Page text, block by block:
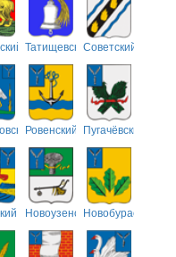
ТатищевскийСоветский
Ровенский Пугачёвский
НовоузенскийНовобурасский